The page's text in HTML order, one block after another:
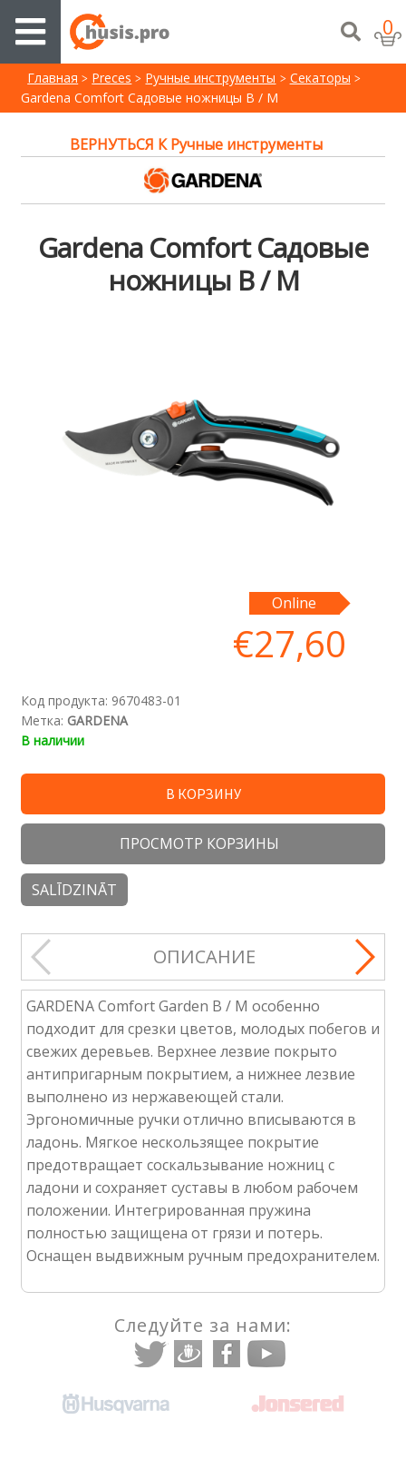
0
Главная Preces Ручные инструменты
Секаторы
Gardena Comfort Садовые ножницы B / M
ВЕРНУТЬСЯ К Ручные инструменты
Gardena Comfort Садовые
ножницы B / M
Online
€27,60
Код продукта: 9670483-01
Метка: GARDENA
В наличии
В КОРЗИНУ
ПРОСМОТР КОРЗИНЫ
SALĪDZINĀT
ОПИСАНИЕ
GARDENA Comfort Garden B / M особенно
подходит для срезки цветов, молодых побегов и
свежих деревьев. Верхнее лезвие покрыто
антипригарным покрытием, а нижнее лезвие
выполнено из нержавеющей стали.
Эргономичные ручки отлично вписываются в
ладонь. Мягкое нескользящее покрытие
предотвращает соскальзывание ножниц с
ладони и сохраняет суставы в любом рабочем
положении. Интегрированная пружина
полностью защищена от грязи и потерь.
Оснащен выдвижным ручным предохранителем.
Следуйте за нами: